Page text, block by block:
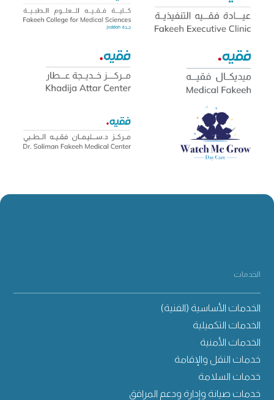
الخدمات
الخدمات الأساسية (الفنية)
الخدمات التكميلية
الخدمات الأمنية
خدمات النقل والإقامة
خدمات السلامة
خدمات صيانة وإدارة ودعم المرافق